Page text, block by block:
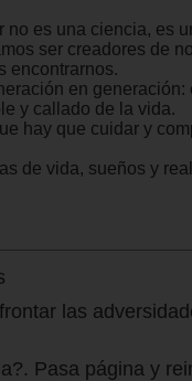
no es una ciencia, es
ser creadores de
encontrarnos.
en generación:
y callado de la vida.
hay que cuidar y
de vida, sueños y
las
Pasa página y